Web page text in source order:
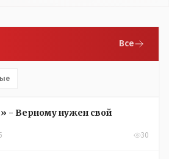
Все
- Верному нужен свой
30